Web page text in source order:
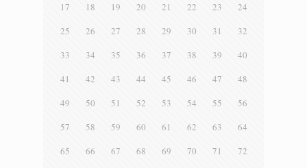
17
18 19 20 21 22 23
24
25
26 27 28 29 30 31
32
33
34 35 36 37 38 39
40
41
42 43 44 45 46 47
48
49
50 51 52 53 54 55
56
57
58 59 60 61 62 63
64
65
66 67 68 69 70 71
72